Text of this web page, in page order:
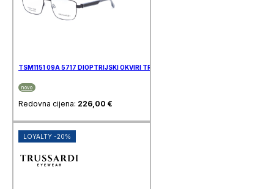
TSM1151 09A 5717 DIOPTRIJSKI OKVIRI TRUSSARDI
novo
Redovna cijena: 226,00 €
LOYALTY -20%